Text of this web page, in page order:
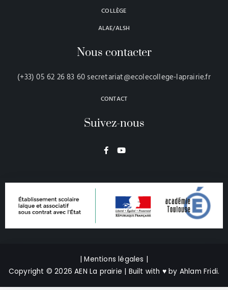
COLLÈGE
ALAE/ALSH
Nous contacter
(+33) 05 62 26 83 60 secretariat@ecolecollege-laprairie.fr
CONTACT
Suivez-nous
F
a
o
Y
o
b
| Mentions légales |
Copyright © 2026 AEN La prairie | Built with ♥by Ahlam Fridi.